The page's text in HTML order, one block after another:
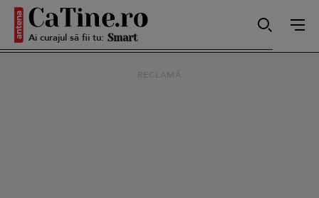
Ai curajul să fii tu: Smart
RECLAMĂ